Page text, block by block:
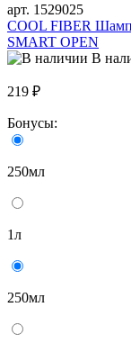
арт. 1529025
COOL FIBER
SMART OPEN
В
219 ₽
Бонусы:
250мл
1л
250мл